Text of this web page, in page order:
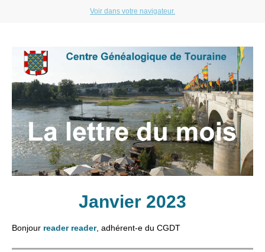
Voir dans votre navigateur.
Janvier 2023
Bonjour reader reader, adhérent-e du CGDT